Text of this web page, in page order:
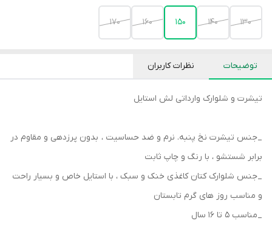
۱۳۰ ۱۴۰ ۱۵۰ ۱۶۰ ۱۷۰
توضیحات نظرات کاربران
تیشرت و شلوارک وارداتی لش استایل
_جنس تیشرت نخ پنبه. ‌نرم و ضد حساسیت ، بدون پرزدهی و مقاوم در
برابر شستشو‌ ، با رنگ و چاپ ثابت
_جنس شلوارک کتان کاغذی خنک و سبک ، با استایل خاص و بسیار راحت
و مناسب روز های گرم تابستان
_مناسب ۵ تا ۱۶ سال